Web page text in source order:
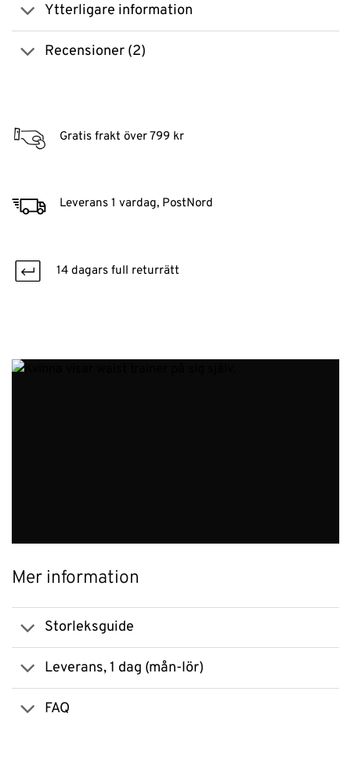
Ytterligare information
Recensioner (2)
Gratis frakt över 799 kr
Leverans 1 vardag, PostNord
14 dagars full returrätt
Mer information
Storleksguide
Leverans, 1 dag (mån-lör)
FAQ